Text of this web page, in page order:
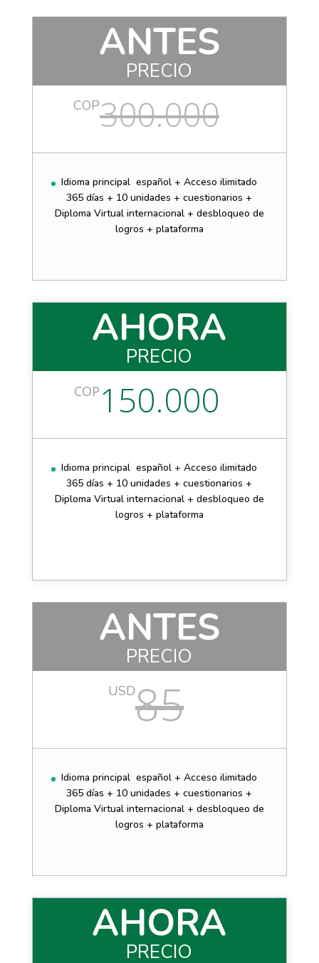
ANTES
PRECIO
COP300.000
Idioma principal español + Acceso ilimitado
365 días + 10 unidades + cuestionarios +
Diploma Virtual internacional + desbloqueo de
logros + plataforma
AHORA
PRECIO
COP 150.000
Idioma principal español + Acceso ilimitado
365 días + 10 unidades + cuestionarios +
Diploma Virtual internacional + desbloqueo de
logros + plataforma
ANTES
PRECIO
USD85
Idioma principal español + Acceso ilimitado
365 días + 10 unidades + cuestionarios +
Diploma Virtual internacional + desbloqueo de
logros + plataforma
AHORA
PRECIO